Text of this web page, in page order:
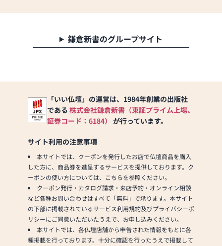
鎌倉新書のグループサイト
「いい仏壇」の運営は、1984年創業の出版社
である 株式会社鎌倉新書（東証プライム上場、
証券コード：6184） が行っています。
サイト利用の注意事項
本サイトでは、クーポンを発行したお店で仏壇商品を購入
した方に、商品券を進呈するサービスを提供しております。ク
ーポンの使い方については、こちらを参照ください。
クーポン発行・カタログ請求・来店予約・オンライン相談
など各種お問い合わせはすべて「無料」で承ります。本サイト
の下部に掲載されているサービス利用規約及びプライバシーポ
リシーにご同意いただいたうえで、お申し込みください。
本サイトでは、各仏壇店舗から申告された情報をもとに各
種掲載を行っております。十分に確認を行ったうえで掲載して